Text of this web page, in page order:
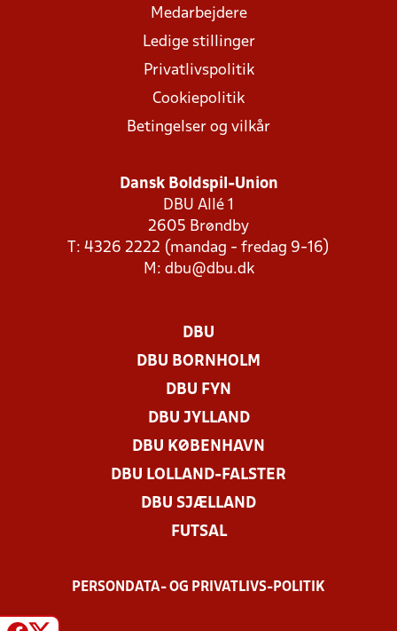
Medarbejdere
Ledige stillinger
Privatlivspolitik
Cookiepolitik
Betingelser og vilkår
Dansk Boldspil-Union
DBU Allé 1
2605 Brøndby
T: 4326 2222 (mandag - fredag 9-16)
M: dbu@dbu.dk
DBU
DBU BORNHOLM
DBU FYN
DBU JYLLAND
DBU KØBENHAVN
DBU LOLLAND-FALSTER
DBU SJÆLLAND
FUTSAL
PERSONDATA- OG PRIVATLIVS-POLITIK